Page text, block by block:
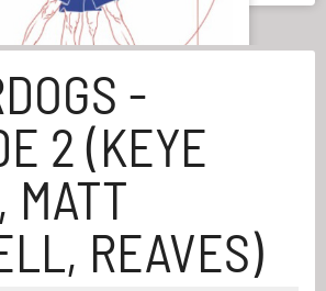
-
2 (KEYE
MATT
REAVES)